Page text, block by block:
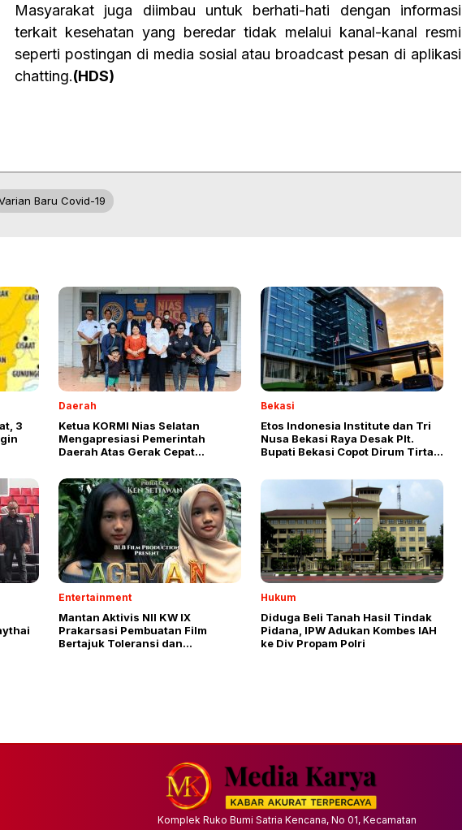
Masyarakat juga diimbau untuk berhati-hati dengan informasi
terkait kesehatan yang beredar tidak melalui kanal-kanal resmi
seperti postingan di media sosial atau broadcast pesan di aplikasi
chatting.(HDS)
Baru Covid-19
3
Daerah
Ketua KORMI Nias Selatan
Mengapresiasi Pemerintah
Daerah Atas Gerak Cepat
Bekasi
Etos Indonesia Institute dan Tri
Nusa Bekasi Raya Desak Plt.
Bupati Bekasi Copot Dirum Tirta
Entertainment
Mantan Aktivis NII KW IX
Prakarsasi Pembuatan Film
Bertajuk Toleransi dan
Hukum
Diduga Beli Tanah Hasil Tindak
Pidana, IPW Adukan Kombes IAH
ke Div Propam Polri
Komplek Ruko Bumi Satria Kencana, No 01, Kecamatan